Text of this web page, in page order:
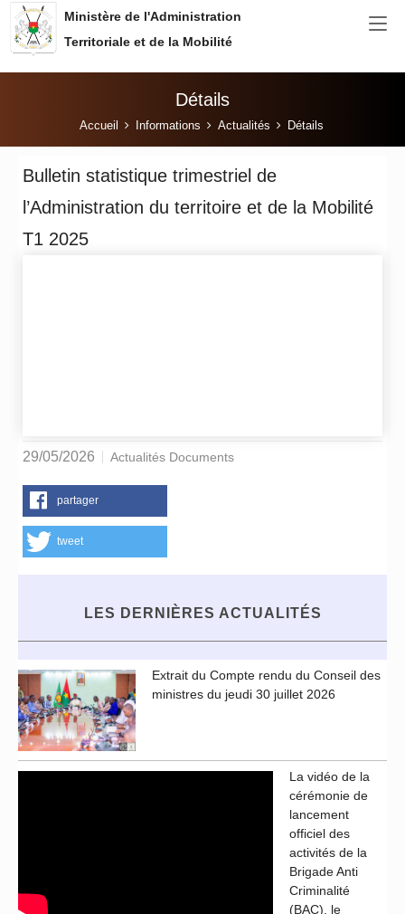
Aller au contenu principal
Ministère de l'Administration
Territoriale et de la Mobilité
Détails
Vous êtes ici:Accueil Informations Actualités Détails
Bulletin statistique trimestriel de
l’Administration du territoire et de la Mobilité
T1 2025
29/05/2026 Actualités Documents
partager
tweet
LES DERNIÈRES ACTUALITÉS
Extrait du Compte rendu du Conseil des
ministres du jeudi 30 juillet 2026
La vidéo de la
cérémonie de
lancement
officiel des
activités de la
Brigade Anti
Criminalité
(BAC), le